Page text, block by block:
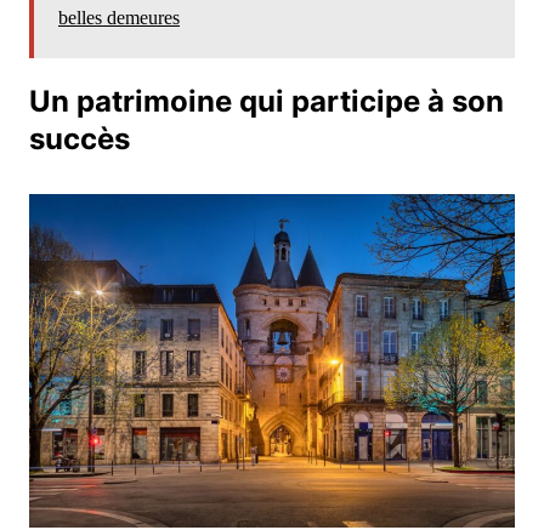
belles demeures
Un patrimoine qui participe à son
succès